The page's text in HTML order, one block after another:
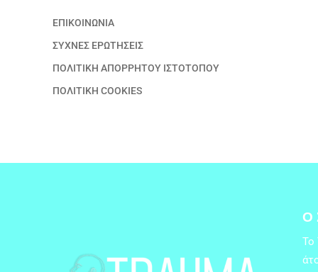
ΕΠΙΚΟΙΝΩΝΙΑ
ΣΥΧΝΕΣ ΕΡΩΤΗΣΕΙΣ
ΠΟΛΙΤΙΚΗ ΑΠΟΡΡΗΤΟΥ ΙΣΤΟΤΟΠΟΥ
ΠΟΛΙΤΙΚΗ COOKIES
Ο
Το